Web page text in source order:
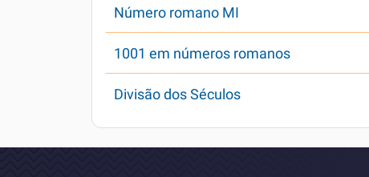
Número romano MI
1001 em números romanos
Divisão dos Séculos